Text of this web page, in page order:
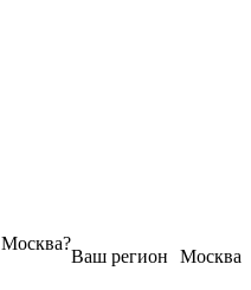
Москва
Ваш регион
Москва?